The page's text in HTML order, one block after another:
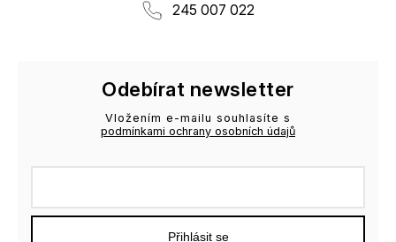
245 007 022
Odebírat newsletter
Vložením e-mailu souhlasíte s
podmínkami ochrany osobních údajů
Přihlásit se